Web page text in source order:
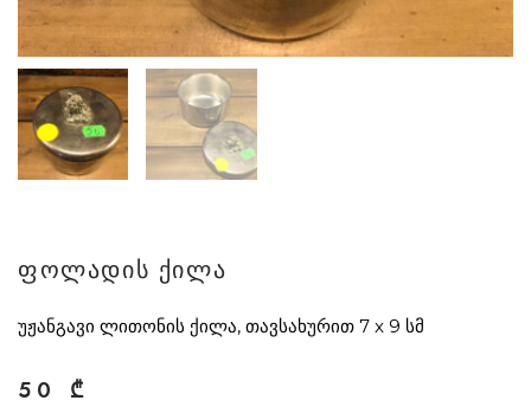
ფოლადის ქილა
უჟანგავი ლითონის ქილა, თავსახურით 7 x 9 სმ
50 ₾